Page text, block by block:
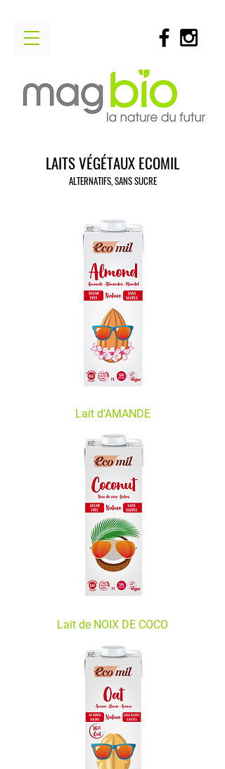
LAITS VÉGÉTAUX ECOMIL
ALTERNATIFS, SANS SUCRE
Lait d'AMANDE
Lait de NOIX DE COCO